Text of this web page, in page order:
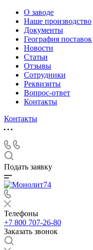
О заводе
Наше производство
Документы
География поставок
Новости
Статьи
Отзывы
Сотрудники
Реквизиты
Вопрос-ответ
Контакты
Контакты
Подать заявку
Телефоны
+7 800 707-26-80
Заказать звонок